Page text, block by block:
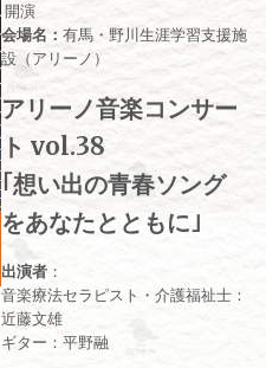
開演
会場名： 有馬・野川生涯学習支援施
設（アリーノ）
アリーノ音楽コンサー
ト vol.38
｢想い出の青春ソング
をあなたとともに｣
出演者 ：
音楽療法セラピスト・介護福祉士：
近藤文雄
ギター：平野融